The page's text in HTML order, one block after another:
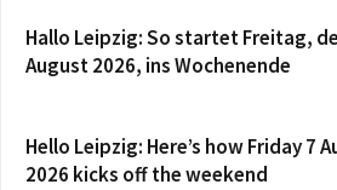
Hallo Leipzig: So startet Freitag,
August 2026, ins Wochenende
Hello Leipzig: Here’s how Friday 7
2026 kicks off the weekend